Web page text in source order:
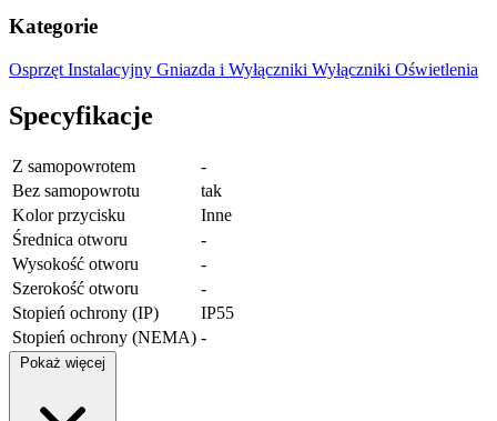
Kategorie
Osprzęt Instalacyjny Gniazda i Wyłączniki Wyłączniki Oświetlenia
Specyfikacje
Z samopowrotem
-
Bez samopowrotu
tak
Kolor przycisku
Inne
Średnica otworu
-
Wysokość otworu
-
Szerokość otworu
-
Stopień ochrony (IP)
IP55
Stopień ochrony (NEMA) -
Pokaż więcej